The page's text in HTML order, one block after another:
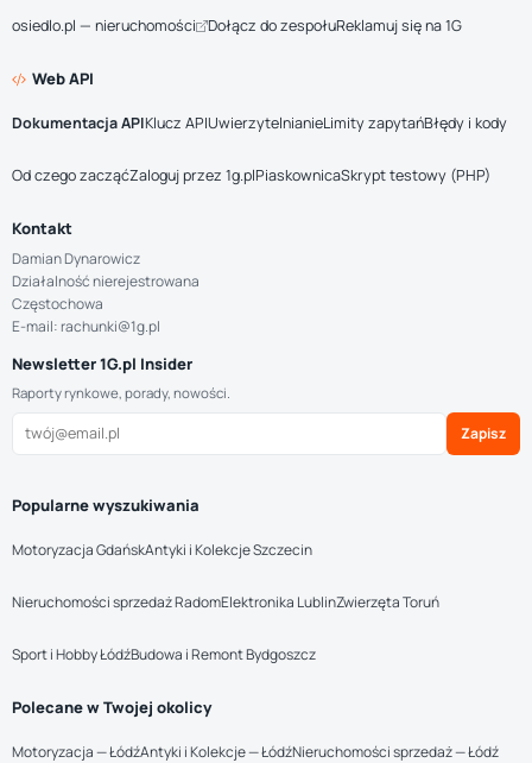
osiedlo.pl — nieruchomości Dołącz do zespołuReklamuj się na 1G
Web API
Dokumentacja APIKlucz APIUwierzytelnianieLimity zapytańBłędy i kody
Od czego zacząćZaloguj przez 1g.plPiaskownicaSkrypt testowy (PHP)
Kontakt
Damian Dynarowicz
Działalność nierejestrowana
Częstochowa
E-mail: rachunki@1g.pl
Newsletter 1G.pl Insider
Raporty rynkowe, porady, nowości.
Zapisz
Popularne wyszukiwania
Motoryzacja GdańskAntyki i Kolekcje Szczecin
Nieruchomości sprzedaż RadomElektronika LublinZwierzęta Toruń
Sport i Hobby ŁódźBudowa i Remont Bydgoszcz
Polecane w Twojej okolicy
Motoryzacja — ŁódźAntyki i Kolekcje — ŁódźNieruchomości sprzedaż — Łódź